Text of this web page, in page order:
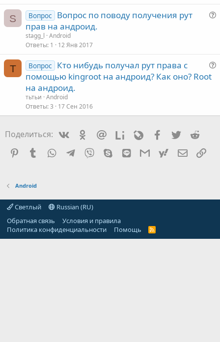
с
S
В
с
Вопрос
Вопрос по поводу получения рут
прав на андроид.
stagg_l Android
Ответы 1 12 Янв 2017
Т
В
с
Вопрос
Кто нибудь получал рут права с
помощью kingroot на андроид? Как оно? Root
на андроид.
тьтьи Android
Ответы 3 17 Сен 2016
Поделиться: VkontakteOdnoklassniki
Mail.ruLiveinternetLivejournalFacebook
Twitter
Pinterest
Tumblr WhatsAppTelegram
Viber Skype LineGmailyahoomail
Android
Светлый
Russian (RU)
Обратная связь
Условия и правила
Политика конфиденциальности
Помощь
R